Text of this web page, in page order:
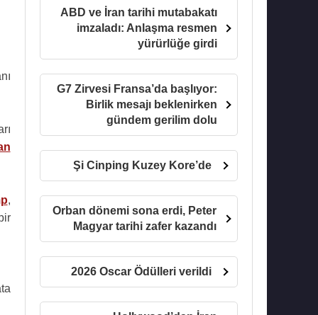
,
ABD ve İran tarihi mutabakatı
imzaladı: Anlaşma resmen
yürürlüğe girdi
G7 Zirvesi Fransa’da başlıyor:
Birlik mesajı beklenirken
gündem gerilim dolu
Şi Cinping Kuzey Kore’de
Orban dönemi sona erdi, Peter
Magyar tarihi zafer kazandı
2026 Oscar Ödülleri verildi